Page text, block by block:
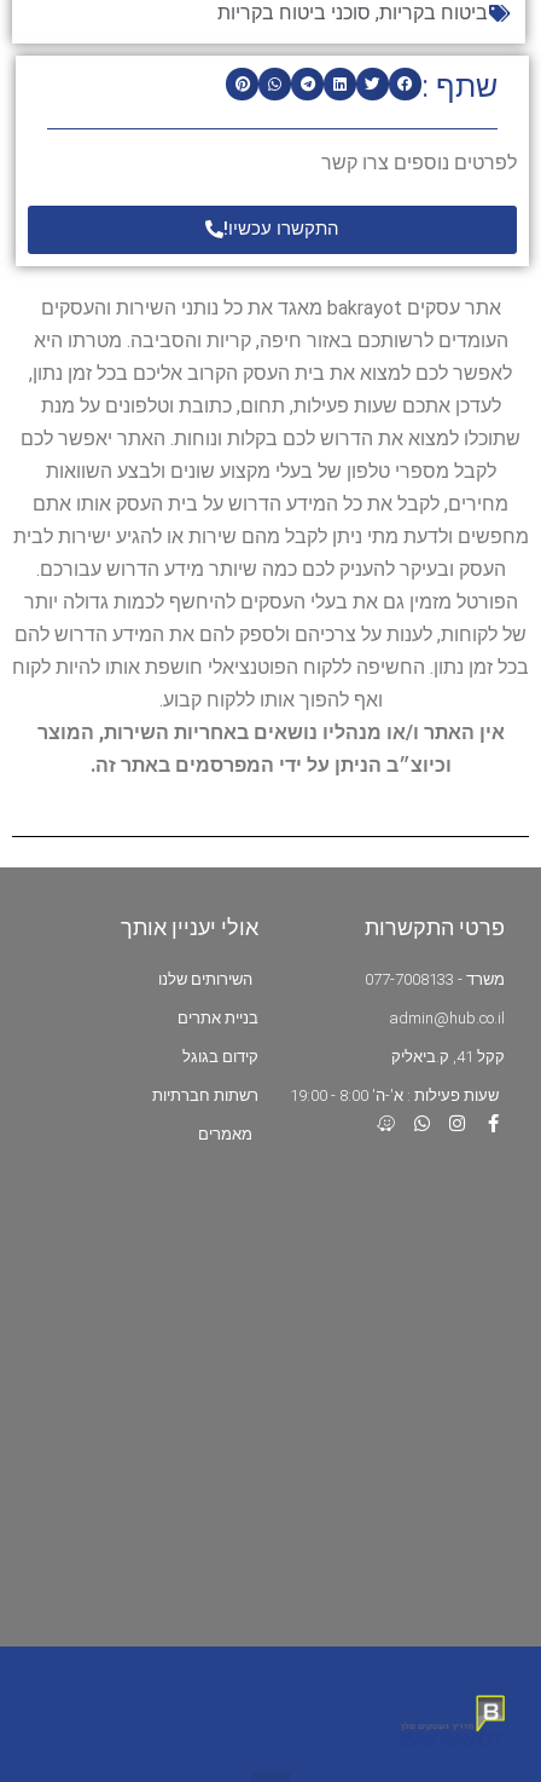
שתף :
לפרטים נוספים צרו קשר
התקשרו עכשיו!
ביטוח בקריות, סוכני ביטוח בקריות
אתר עסקים bakrayot מאגד את כל נותני השירות והעסקים
העומדים לרשותכם באזור חיפה, קריות והסביבה. מטרתו היא
לאפשר לכם למצוא את בית העסק הקרוב אליכם בכל זמן נתון,
לעדכן אתכם שעות פעילות, תחום, כתובת וטלפונים על מנת
שתוכלו למצוא את הדרוש לכם בקלות ונוחות. האתר יאפשר לכם
לקבל מספרי טלפון של בעלי מקצוע שונים ולבצע השוואות
מחירים, לקבל את כל המידע הדרוש על בית העסק אותו אתם
מחפשים ולדעת מתי ניתן לקבל מהם שירות או להגיע ישירות לבית
העסק ובעיקר להעניק לכם כמה שיותר מידע הדרוש עבורכם.
הפורטל מזמין גם את בעלי העסקים להיחשף לכמות גדולה יותר
של לקוחות, לענות על צרכיהם ולספק להם את המידע הדרוש להם
בכל זמן נתון. החשיפה ללקוח הפוטנציאלי חושפת אותו להיות לקוח
ואף להפוך אותו ללקוח קבוע.
אין האתר ו/או מנהליו נושאים באחריות השירות, המוצר
וכיוצ״ב הניתן על ידי המפרסמים באתר זה.
פרטי התקשרות
משרד - 077-7008133
admin@hub.co.il
קקל 41, ק.ביאליק
שעות פעילות : א'-ה' 8:00 - 19:00
אולי יעניין אותך
השירותים שלנו
בניית אתרים
קידום בגוגל
רשתות חברתיות
מאמרים